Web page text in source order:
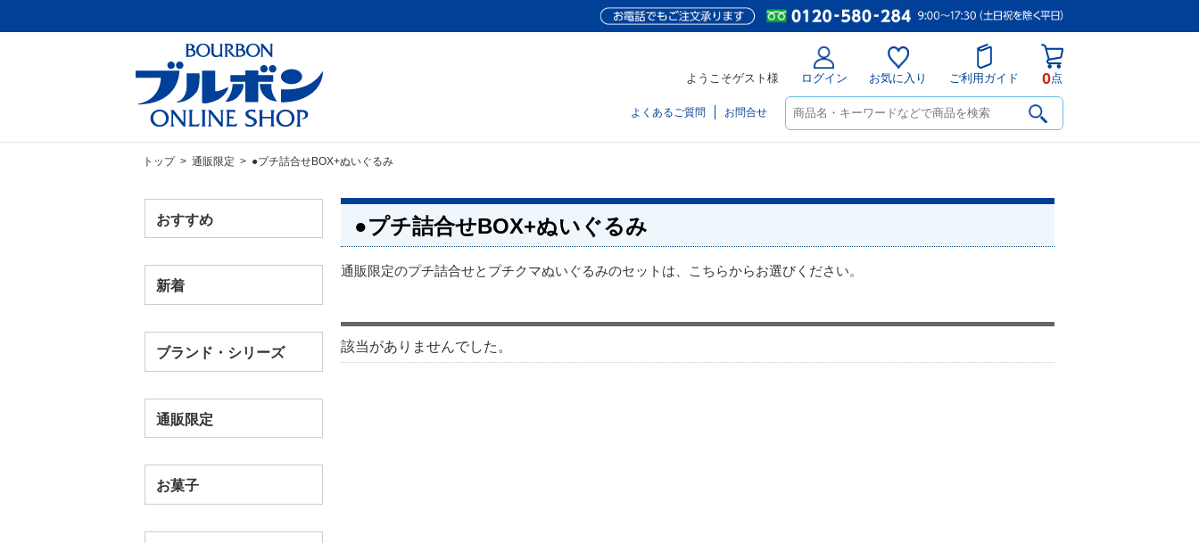
ようこそゲスト様 ログイン お気に入り ご利用ガイド 0点
よくあるご質問 お問合せ
トップ> 通販限定 > ●プチ詰合せBOX+ぬいぐるみ
おすすめ
新着
ブランド・シリーズ
通販限定
お菓子
●プチ詰合せBOX+ぬいぐるみ
通販限定のプチ詰合せとプチクマぬいぐるみのセットは、こちらからお選びください。
該当がありませんでした。